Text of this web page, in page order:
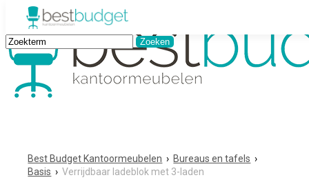
Best Budget Kantoormeubelen › Bureaus en tafels ›
Basis › Verrijdbaar ladeblok met 3-laden